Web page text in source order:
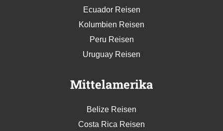
Ecuador Reisen
Kolumbien Reisen
Peru Reisen
Uruguay Reisen
Mittelamerika
Belize Reisen
Costa Rica Reisen